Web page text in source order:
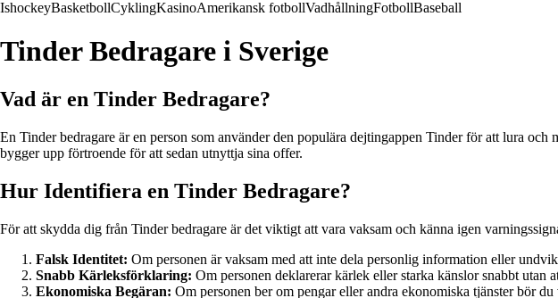
IshockeyBasketbollCyklingKasinoAmerikansk fotbollVadhållningFotbollBaseball
Tinder Bedragare i Sverige
Vad är en Tinder Bedragare?
En Tinder bedragare är en person som använder den populära dejtingappen Tinder för att lura
bygger upp förtroende för att sedan utnyttja sina offer.
Hur Identifiera en Tinder Bedragare?
För att skydda dig från Tinder bedragare är det viktigt att vara vaksam och känna igen
Falsk Identitet: Om personen är vaksam med att inte dela personlig information eller
Snabb Kärleksförklaring: Om personen deklarerar kärlek eller starka känslor snabbt utan
Ekonomiska Begäran: Om personen ber om pengar eller andra ekonomiska tjänster bör